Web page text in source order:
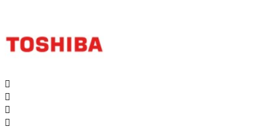



